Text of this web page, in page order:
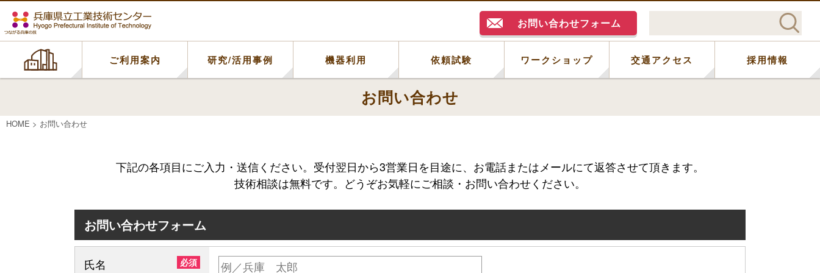
ご利用案内 研究/活用事例 機器利用 依頼試験 ワークショップ 交通アクセス 採用情報
お問い合わせフォーム
お問い合わせ
HOME > お問い合わせ
下記の各項目にご入力・送信ください。受付翌日から3営業日を目途に、お電話またはメールにて返答させて頂きます。
技術相談は無料です。どうぞお気軽にご相談・お問い合わせください。
お問い合わせフォーム
氏名 必須